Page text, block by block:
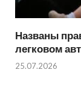
Названы
легковом
25.07.2026